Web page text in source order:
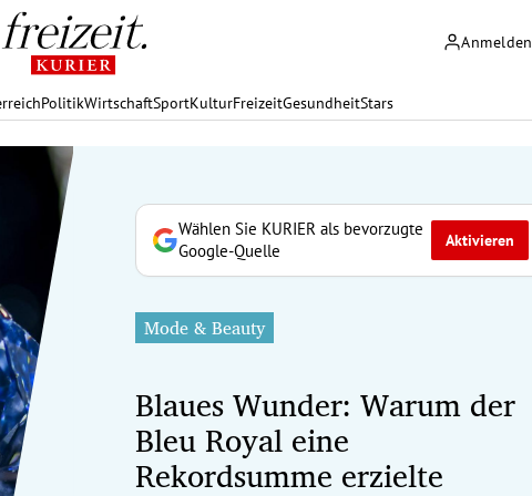
Anmelden
PolitikWirtschaftSportKulturFreizeitGesundheitStars
Wählen Sie KURIER als bevorzugte
Google-Quelle
Aktivieren
Mode & Beauty
Blaues Wunder: Warum der
Bleu Royal eine
Rekordsumme erzielte